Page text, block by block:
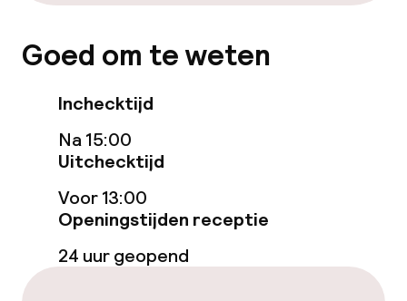
Ontbijtbuffet
Roomservice
Vroeg ontbijt
Faciliteiten en diensten voor kinderen
Babysitservice
Goed om te weten
Inchecktijd
Na 15:00
Uitchecktijd
Voor 13:00
Openingstijden receptie
24 uur geopend